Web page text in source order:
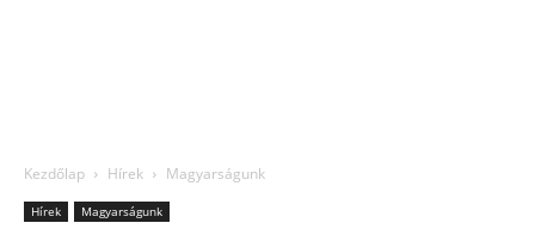
Kezdőlap Hírek Magyarságunk
Hírek Magyarságunk